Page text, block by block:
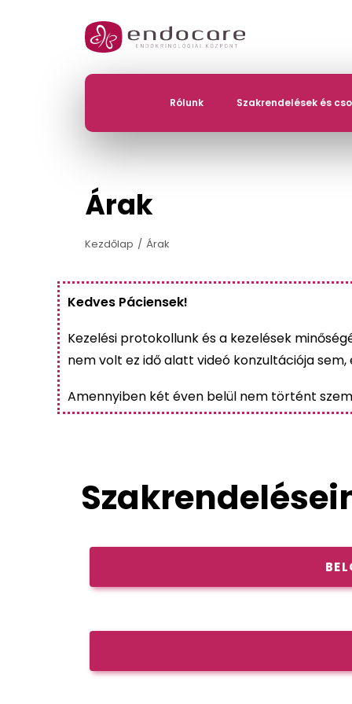
Rólunk Szakrendelések és
Árak
Kezdőlap Árak
Kedves Páciensek!
Kezelési protokollunk és a kezelések
nem volt ez idő alatt videó konzultációja
Amennyiben két éven belül nem történt